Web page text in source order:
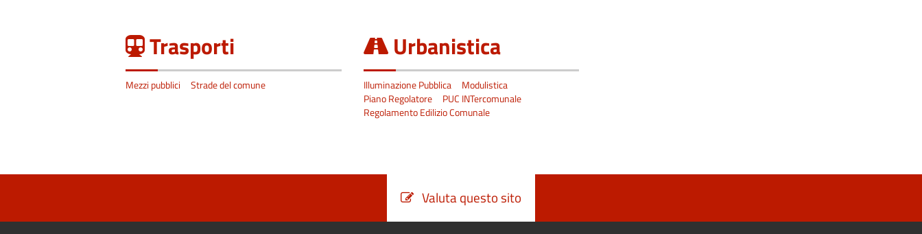
Trasporti
Mezzi pubblici Strade del comune
Urbanistica
Illuminazione Pubblica
Modulistica
Piano Regolatore
PUC INTercomunale
Regolamento Edilizio Comunale
Valuta questo sito